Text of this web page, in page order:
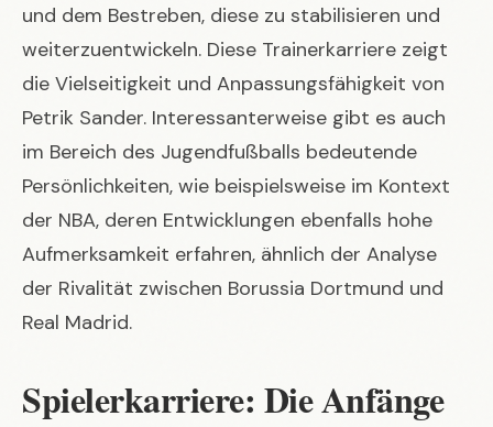
und dem Bestreben, diese zu stabilisieren und
weiterzuentwickeln. Diese Trainerkarriere zeigt
die Vielseitigkeit und Anpassungsfähigkeit von
Petrik Sander. Interessanterweise gibt es auch
im Bereich des Jugendfußballs bedeutende
Persönlichkeiten, wie beispielsweise im Kontext
der NBA, deren Entwicklungen ebenfalls hohe
Aufmerksamkeit erfahren, ähnlich der Analyse
der Rivalität zwischen Borussia Dortmund und
Real Madrid.
Spielerkarriere: Die Anfänge